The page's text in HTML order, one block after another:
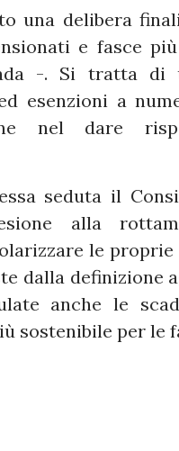
una delibera
e fasce
-. Si tratta di
esenzioni a
nel dare
seduta il
alla
le
dalla definizione
anche le
sostenibile per le